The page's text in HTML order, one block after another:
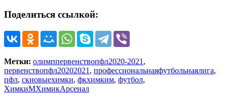
Поделиться ссылкой:
Метки: олимппервенствопфл2020-2021 ,
первенствопфл20202021 , профессиональнаяфутбольнаялига,
пфл, скновыехимки, фкхимким, футбол,
ХимкиМХимикАрсенал